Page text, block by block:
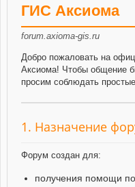
ГИС Аксиома
forum.axioma-gis.ru
Добро пожаловать на
Аксиома! Чтобы общение
просим соблюдать
1. Назначение
Форум создан для:
получения помощи